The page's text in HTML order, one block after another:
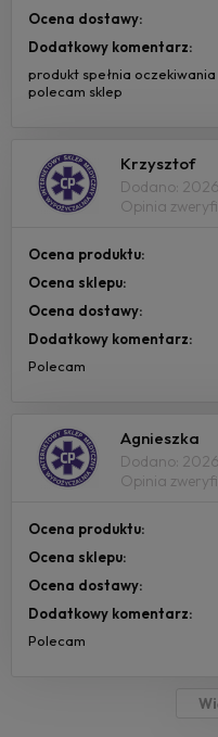
Ocena dostawy:
Dodatkowy komentarz:
produkt spełnia
polecam sklep
Krzysztof
Dodano:
Opinia
Ocena produktu:
Ocena sklepu:
Ocena dostawy:
Dodatkowy komentarz:
Polecam
Agnieszka
Dodano:
Opinia
Ocena produktu:
Ocena sklepu:
Ocena dostawy:
Dodatkowy komentarz:
Polecam